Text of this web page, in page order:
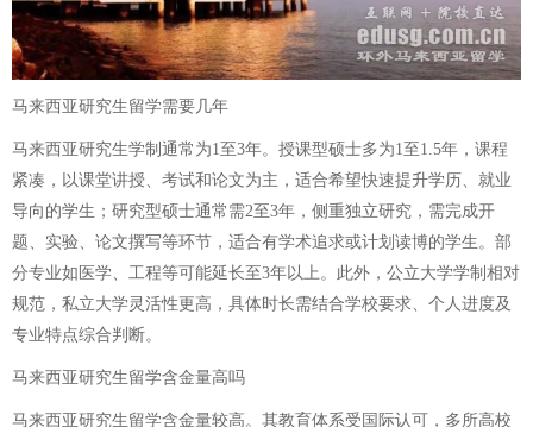
马来西亚研究生留学需要几年
马来西亚研究生学制通常为1至3年。授课型硕士多为1至1.5年，课程
紧凑，以课堂讲授、考试和论文为主，适合希望快速提升学历、就业
导向的学生；研究型硕士通常需2至3年，侧重独立研究，需完成开
题、实验、论文撰写等环节，适合有学术追求或计划读博的学生。部
分专业如医学、工程等可能延长至3年以上。此外，公立大学学制相对
规范，私立大学灵活性更高，具体时长需结合学校要求、个人进度及
专业特点综合判断。
马来西亚研究生留学含金量高吗
马来西亚研究生留学含金量较高。其教育体系受国际认可，多所高校